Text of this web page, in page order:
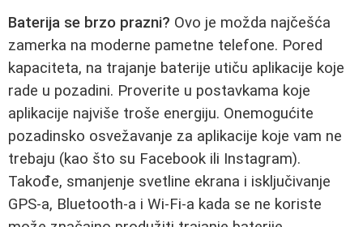
Baterija se brzo prazni? Ovo je možda najčešća
zamerka na moderne pametne telefone. Pored
kapaciteta, na trajanje baterije utiču aplikacije koje
rade u pozadini. Proverite u postavkama koje
aplikacije najviše troše energiju. Onemogućite
pozadinsko osvežavanje za aplikacije koje vam ne
trebaju (kao što su Facebook ili Instagram).
Takođe, smanjenje svetline ekrana i isključivanje
GPS-a, Bluetooth-a i Wi-Fi-a kada se ne koriste